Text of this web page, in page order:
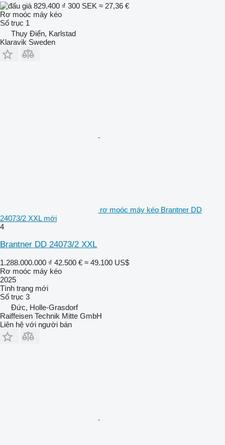
829.400 ₫ 300 SEK ≈ 27,36 €
Rơ moóc máy kéo
Số trục 1
Thụy Điển, Karlstad
Klaravik Sweden
rơ moóc máy kéo Brantner DD
24073/2 XXL mới
4
Brantner DD 24073/2 XXL
1.288.000.000 ₫ 42.500 € ≈ 49.100 US$
Rơ moóc máy kéo
2025
Tình trạng mới
Số trục 3
Đức, Holle-Grasdorf
Raiffeisen Technik Mitte GmbH
Liên hệ với người bán